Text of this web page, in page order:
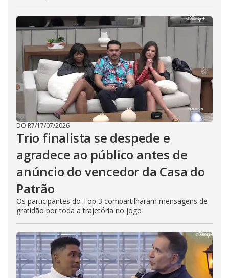
DO R7/17/07/2026
Trio finalista se despede e
agradece ao público antes de
anúncio do vencedor da Casa do
Patrão
Os participantes do Top 3 compartilharam mensagens de
gratidão por toda a trajetória no jogo